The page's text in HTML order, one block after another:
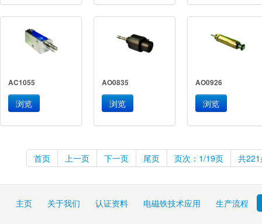
AC1055
浏览
AO0835
浏览
AO0926
浏览
首页 上一页 下一页 尾页 页次：1/19页 共
主页 关于我们 认证资料 电磁铁技术应用 生产流程